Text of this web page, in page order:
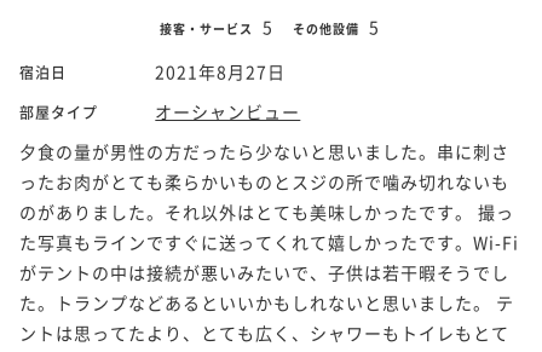
接客・サービス 5 その他設備 5
宿泊日 2021年8月27日
部屋タイプ
オーシャンビュー
夕食の量が男性の方だったら少ないと思いました。串に刺さ
ったお肉がとても柔らかいものとスジの所で噛み切れないも
のがありました。それ以外はとても美味しかったです。 撮っ
た写真もラインですぐに送ってくれて嬉しかったです。Wi-Fi
がテントの中は接続が悪いみたいで、子供は若干暇そうでし
た。トランプなどあるといいかもしれないと思いました。 テ
ントは思ってたより、とても広く、シャワーもトイレもとて